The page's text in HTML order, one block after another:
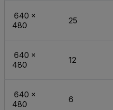
640 ×
480
25
640 ×
480
12
640 ×
480
6